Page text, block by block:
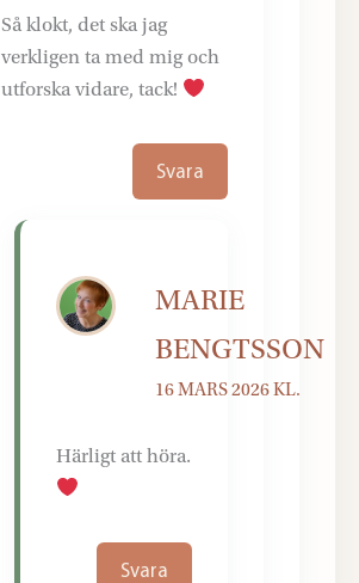
Så klokt, det ska jag
verkligen ta med mig och
utforska vidare, tack!
Svara
MARIE
BENGTSSON
16 MARS 2026 KL.
Härligt att höra.
Svara